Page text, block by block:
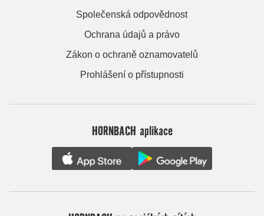
Společenská odpovědnost
Ochrana údajů a právo
Zákon o ochraně oznamovatelů
Prohlášení o přístupnosti
HORNBACH aplikace